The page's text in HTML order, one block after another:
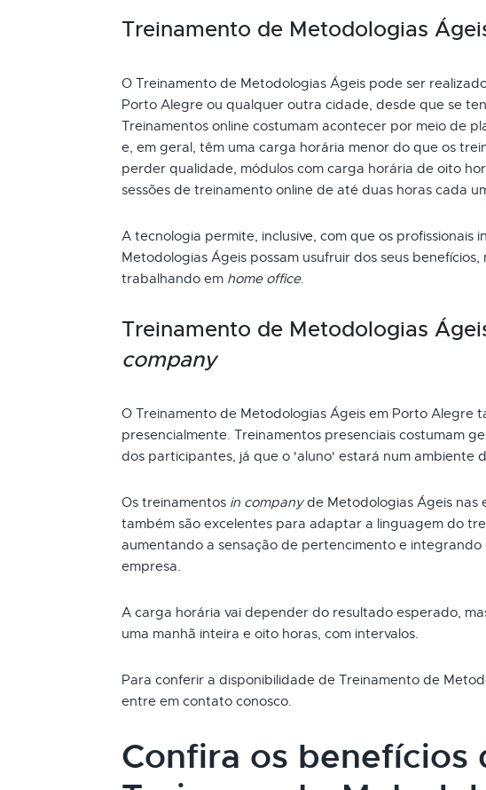
Treinamento de Metodologias
O Treinamento de Metodologias Ágeis pode ser
Porto Alegre ou qualquer outra cidade, desde que se
Treinamentos online costumam acontecer por meio de
e, em geral, têm uma carga horária menor do que os
perder qualidade, módulos com carga horária de oito
sessões de treinamento online de até duas horas cada
A tecnologia permite, inclusive, com que os profissionais
Metodologias Ágeis possam usufruir dos seus benefícios,
trabalhando em home office.
Treinamento de Metodologias
company
O Treinamento de Metodologias Ágeis em Porto Alegre
presencialmente. Treinamentos presenciais costumam
dos participantes, já que o 'aluno' estará num ambiente
Os treinamentos in companyde Metodologias Ágeis nas
também são excelentes para adaptar a linguagem do
aumentando a sensação de pertencimento e integrando
empresa.
A carga horária vai depender do resultado esperado,
uma manhã inteira e oito horas, com intervalos.
Para conferir a disponibilidade de Treinamento de
entre em contato conosco.
Confira os benefícios